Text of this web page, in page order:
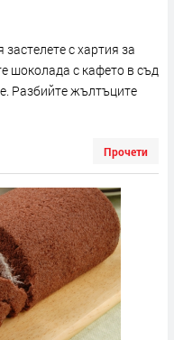
с хартия за
шоколада с кафето в съд
Разбийте жълтъците
Прочети